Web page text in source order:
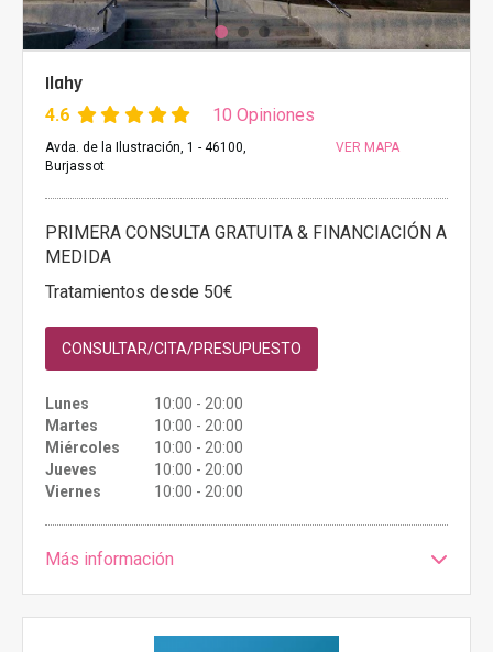
Ilahy
4.6 10 Opiniones
Avda. de la Ilustración, 1 - 46100,
Burjassot
VER MAPA
PRIMERA CONSULTA GRATUITA & FINANCIACIÓN A
MEDIDA
Tratamientos desde 50€
CONSULTAR/CITA/PRESUPUESTO
Lunes
10:00 - 20:00
Martes
10:00 - 20:00
Miércoles
10:00 - 20:00
Jueves
10:00 - 20:00
Viernes
10:00 - 20:00
Más información